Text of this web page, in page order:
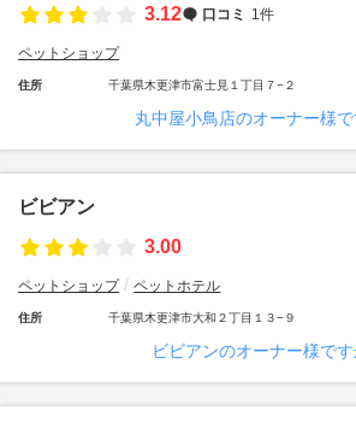
3.12 口コミ 1件
ペットショップ
住所 千葉県木更津市富士見１丁目７−２
丸中屋小鳥店のオーナー様で
ビビアン
3.00
ペットショップ ペットホテル
住所 千葉県木更津市大和２丁目１３−９
ビビアンのオーナー様です